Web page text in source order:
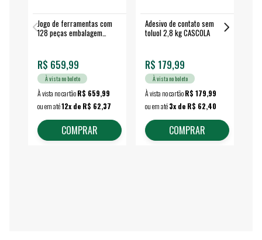
Jogo de ferramentas com
128 peças embalagem
R$ 659,99
À vista no boleto
À vista no cartãoR$ 659,99
ou em até12x de R$ 62,37
COMPRAR
Adesivo de contato sem
toluol 2,8 kg CASCOLA
R$ 179,99
À vista no boleto
À vista no cartãoR$ 179,99
ou em até3x de R$ 62,40
COMPRAR